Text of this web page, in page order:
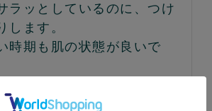
ラッとしているのに、つけ
します。
時期も肌の状態が良いで